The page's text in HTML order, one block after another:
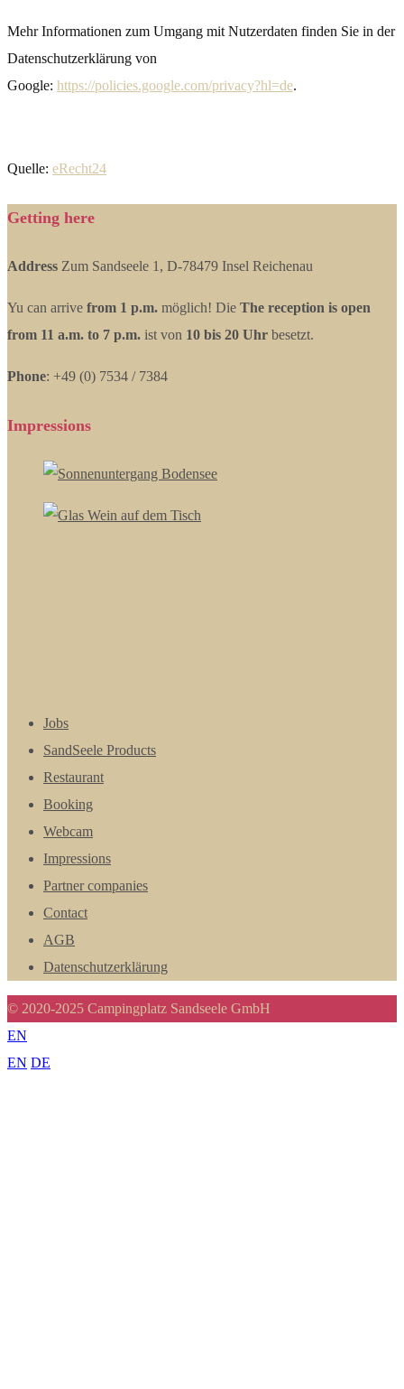
Mehr Informationen zum Umgang mit Nutzerdaten finden Sie in der
Datenschutzerklärung von
Google: https://policies.google.com/privacy?hl=de.
Quelle: eRecht24
Getting here
Address Zum Sandseele 1, D-78479 Insel Reichenau
Yu can arrive from 1 p.m. möglich! Die The reception is open
from 11 a.m. to 7 p.m. ist von 10 bis 20 Uhr besetzt.
Phone: +49 (0) 7534 / 7384
Impressions
Jobs
SandSeele Products
Restaurant
Booking
Webcam
Impressions
Partner companies
Contact
AGB
Datenschutzerklärung
© 2020-2025 Campingplatz Sandseele GmbH
EN
EN DE